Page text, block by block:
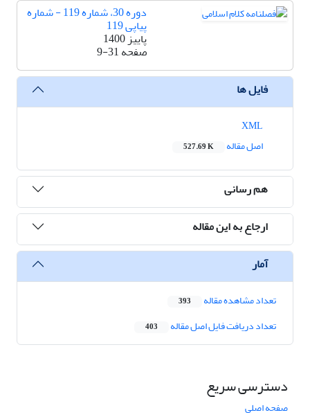
دوره 30، شماره 119 - شماره
پیاپی 119
پاییز 1400
صفحه9-31
فایل ها
اصل مقاله
527.69 K
هم رسانی
ارجاع به این مقاله
آمار
تعداد مشاهده مقاله 393
تعداد دریافت فایل اصل مقاله 403
دسترسی سریع
صفحه اصلی